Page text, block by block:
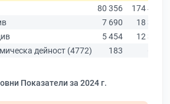
80 356
174 403
7 690
18 305
5 454
12 387
дейност (4772)
183
Показатели за 2024 г.